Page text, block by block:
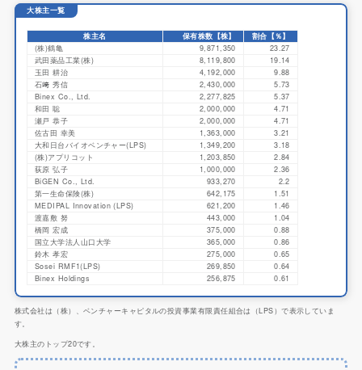
大株主一覧
株主名 保有株数【株】
割合【％】
(株)鶴亀
9,871,350
23.27
武田薬品工業(株)
8,119,800
19.14
玉田 耕治
4,192,000
9.88
石﨑 秀信
2,430,000
5.73
Binex Co., Ltd.
2,277,825
5.37
和田 聡
2,000,000
4.71
瀬戸 恭子
2,000,000
4.71
佐古田 幸美
1,363,000
3.21
大和日台バイオベンチャー(LPS)
1,349,200
3.18
(株)アプリコット
1,203,850
2.84
荻原 弘子
1,000,000
2.36
BiGEN Co., Ltd.
933,270
2.2
第一生命保険(株)
642,175
1.51
MEDIPAL Innovation (LPS)
621,200
1.46
渡嘉敷 努
443,000
1.04
橋岡 宏成
375,000
0.88
国立大学法人山口大学
365,000
0.86
鈴木 孝宏
275,000
0.65
Sosei RMF1(LPS)
269,850
0.64
Binex Holdings
256,875 0.61
株式会社は（株）、ベンチャーキャピタルの投資事業有限責任組合は（LPS）で表示していま
す。
大株主のトップ20です。